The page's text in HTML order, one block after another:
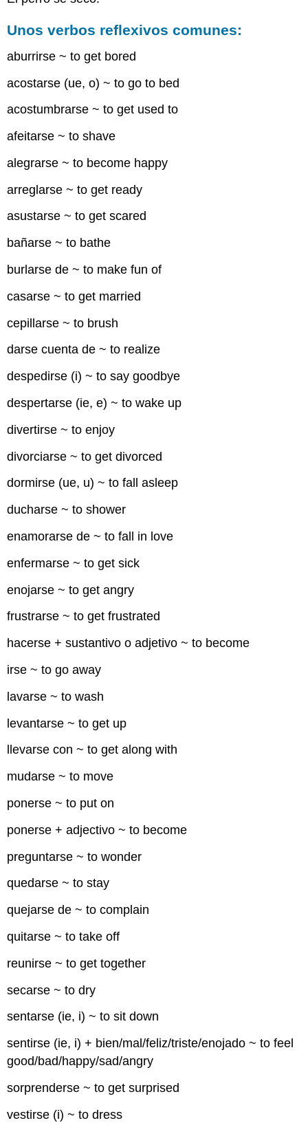
Unos verbos reflexivos comunes:
aburrirse ~ to get bored
acostarse (ue, o) ~ to go to bed
acostumbrarse ~ to get used to
afeitarse ~ to shave
alegrarse ~ to become happy
arreglarse ~ to get ready
asustarse ~ to get scared
bañarse ~ to bathe
burlarse de ~ to make fun of
casarse ~ to get married
cepillarse ~ to brush
darse cuenta de ~ to realize
despedirse (i) ~ to say goodbye
despertarse (ie, e) ~ to wake up
divertirse ~ to enjoy
divorciarse ~ to get divorced
dormirse (ue, u) ~ to fall asleep
ducharse ~ to shower
enamorarse de ~ to fall in love
enfermarse ~ to get sick
enojarse ~ to get angry
frustrarse ~ to get frustrated
hacerse + sustantivo o adjetivo ~ to become
irse ~ to go away
lavarse ~ to wash
levantarse ~ to get up
llevarse con ~ to get along with
mudarse ~ to move
ponerse ~ to put on
ponerse + adjectivo ~ to become
preguntarse ~ to wonder
quedarse ~ to stay
quejarse de ~ to complain
quitarse ~ to take off
reunirse ~ to get together
secarse ~ to dry
sentarse (ie, i) ~ to sit down
sentirse (ie, i) + bien/mal/feliz/triste/enojado ~ to feel
good/bad/happy/sad/angry
sorprenderse ~ to get surprised
vestirse (i) ~ to dress